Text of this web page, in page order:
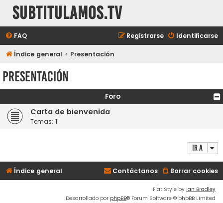
subtitulamos.tv
FAQ Identificarse
Registrarse
Índice general Presentación
Presentación
Foro
Carta de bienvenida
Temas: 1
Ir a
Índice general Borrar cookies
Contáctanos
Flat Style by Ian Bradley
Desarrollado por phpBB® Forum Software © phpBB Limited